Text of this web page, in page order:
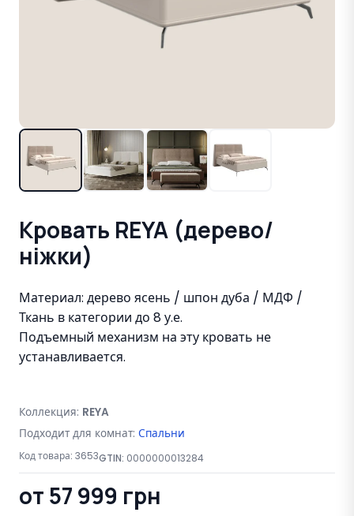
Кровать REYA (дерево/
ніжки)
Материал: дерево ясень / шпон дуба / МДФ /
Ткань в категории до 8 у.е.
Подъемный механизм на эту кровать не
устанавливается.
Коллекция: REYA
Подходит для комнат: Спальни
Код товара: 3653GTIN: 0000000013284
от 57 999 грн